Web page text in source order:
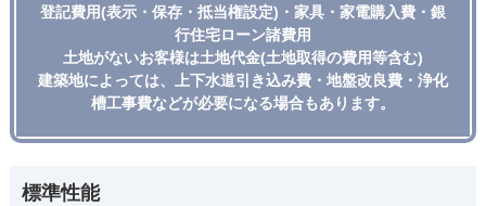
登記費用(表示・保存・抵当権設定)・家具・家電購入費・銀
行住宅ローン諸費用
土地がないお客様は土地代金(土地取得の費用等含む)
建築地によっては、上下水道引き込み費・地盤改良費・浄化
槽工事費などが必要になる場合もあります。
標準性能